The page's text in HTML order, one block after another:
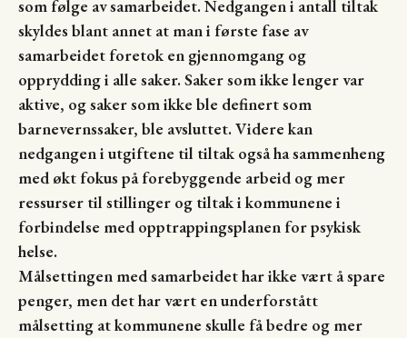
som følge av samarbeidet. Nedgangen i antall tiltak
skyldes blant annet at man i første fase av
samarbeidet foretok en gjennomgang og
opprydding i alle saker. Saker som ikke lenger var
aktive, og saker som ikke ble definert som
barnevernssaker, ble avsluttet. Videre kan
nedgangen i utgiftene til tiltak også ha sammenheng
med økt fokus på forebyggende arbeid og mer
ressurser til stillinger og tiltak i kommunene i
forbindelse med opptrappingsplanen for psykisk
helse.
Målsettingen med samarbeidet har ikke vært å spare
penger, men det har vært en underforstått
målsetting at kommunene skulle få bedre og mer